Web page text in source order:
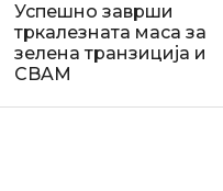
Успешно заврши
тркалезната маса за
зелена транзиција и
CBAM